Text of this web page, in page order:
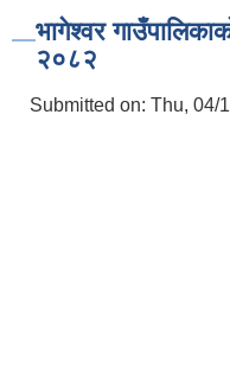
भागेश्वर
२०८२
Submitted on: Thu, 04/